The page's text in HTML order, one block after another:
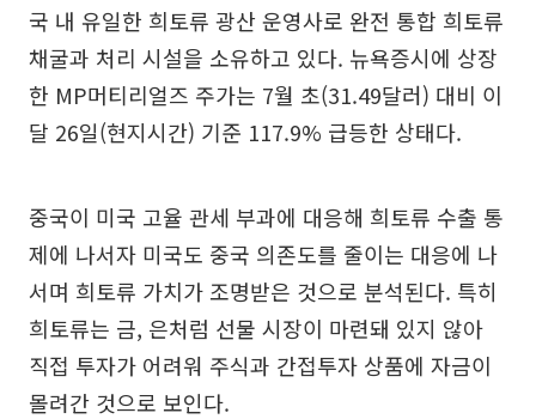
국 내 유일한 희토류 광산 운영사로 완전 통합 희토류
채굴과 처리 시설을 소유하고 있다. 뉴욕증시에 상장
한 MP머티리얼즈 주가는 7월 초(31.49달러) 대비 이
달 26일(현지시간) 기준 117.9% 급등한 상태다.
중국이 미국 고율 관세 부과에 대응해 희토류 수출 통
제에 나서자 미국도 중국 의존도를 줄이는 대응에 나
서며 희토류 가치가 조명받은 것으로 분석된다. 특히
희토류는 금, 은처럼 선물 시장이 마련돼 있지 않아
직접 투자가 어려워 주식과 간접투자 상품에 자금이
몰려간 것으로 보인다.